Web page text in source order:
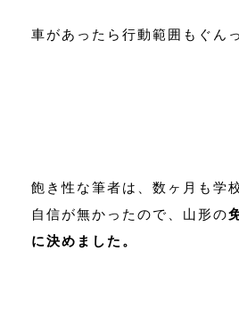
車があったら行動範囲もぐん
飽き性な筆者は、数ヶ月も学
自信が無かったので、山形の
に決めました。